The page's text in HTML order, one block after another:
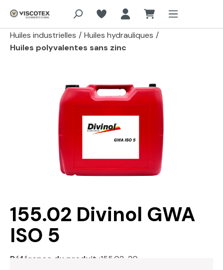
Aller au contenu principal
Huiles industrielles / Huiles hydrauliques /
Huiles polyvalentes sans zinc
155.02 Divinol GWA
ISO 5
Référence du produit :155.02-20